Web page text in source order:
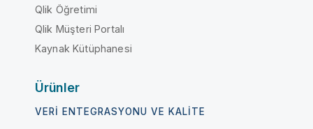
Qlik Öğretimi
Qlik Müşteri Portalı
Kaynak Kütüphanesi
Ürünler
VERI ENTEGRASYONU VE KALITE